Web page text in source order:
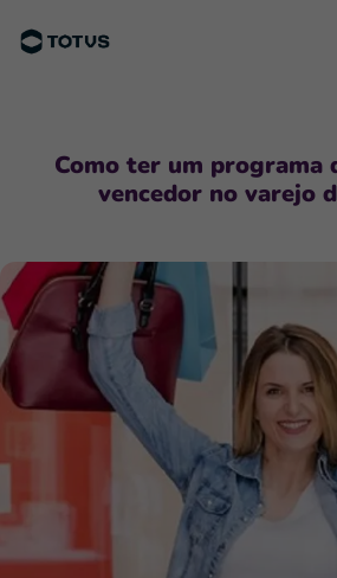
Como ter um programa
vencedor no varejo